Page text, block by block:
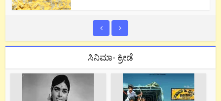
ಸಿನಿಮಾ- ಕ್ರೀಡೆ